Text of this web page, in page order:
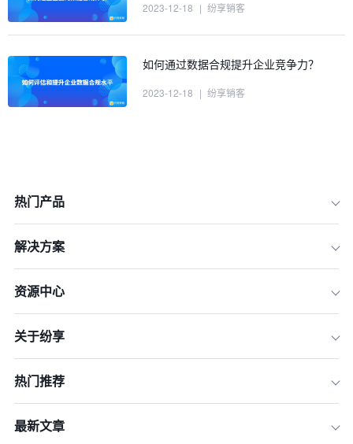
一、法规遵从性
2023-12-18 | 纷享销客
如何通过数据合规提升企业竞争力？
2023-12-18 | 纷享销客
热门产品
解决方案
资源中心
关于纷享
热门推荐
最新文章